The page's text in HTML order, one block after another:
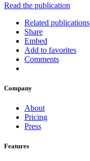
Read the publication
Related publications
Share
Embed
Add to favorites
Comments
Company
About
Pricing
Press
Features